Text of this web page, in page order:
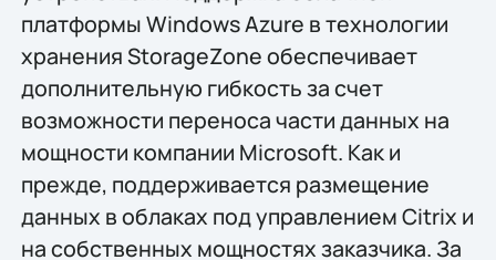
платформы Windows Azure в технологии
хранения StorageZone обеспечивает
дополнительную гибкость за счет
возможности переноса части данных на
мощности компании Microsoft. Как и
прежде, поддерживается размещение
данных в облаках под управлением Citrix и
на собственных мощностях заказчика. За